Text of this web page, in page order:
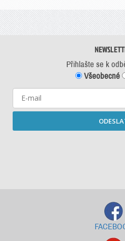
Přihlašte se k
Všeobecné